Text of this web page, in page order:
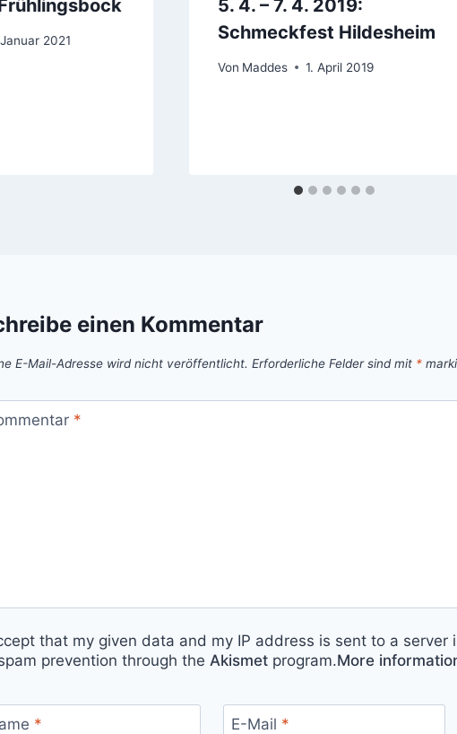
2021
5. 4. – 7. 4. 2019:
Schmeckfest Hildesheim
Von Maddes 1. April 2019
einen Kommentar
E-Mail-Adresse wird nicht veröffentlicht. Erforderliche Felder sind mit *
*
that my given data and my IP address is sent to a server
prevention through the Akismet program.More
* E-Mail *